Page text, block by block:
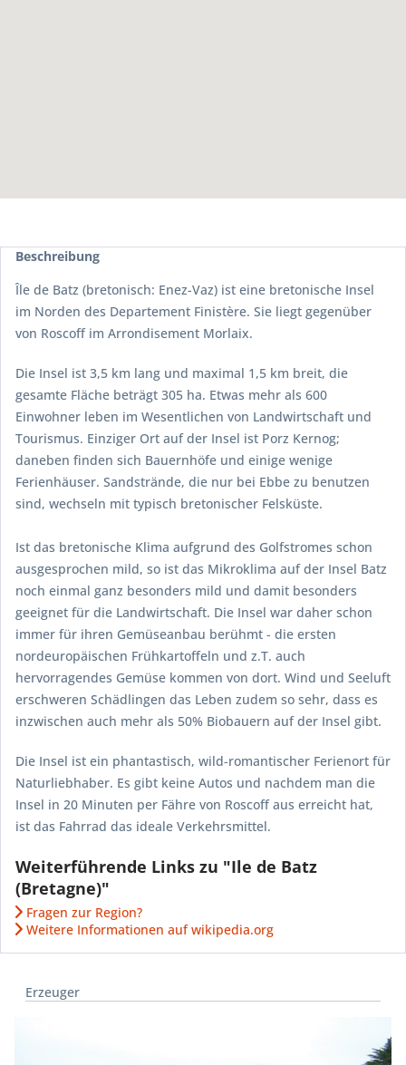
Beschreibung
Île de Batz (bretonisch: Enez-Vaz) ist eine bretonische Insel
im Norden des Departement Finistère. Sie liegt gegenüber
von Roscoff im Arrondisement Morlaix.
Die Insel ist 3,5 km lang und maximal 1,5 km breit, die
gesamte Fläche beträgt 305 ha. Etwas mehr als 600
Einwohner leben im Wesentlichen von Landwirtschaft und
Tourismus. Einziger Ort auf der Insel ist Porz Kernog;
daneben finden sich Bauernhöfe und einige wenige
Ferienhäuser. Sandstrände, die nur bei Ebbe zu benutzen
sind, wechseln mit typisch bretonischer Felsküste.
Ist das bretonische Klima aufgrund des Golfstromes schon
ausgesprochen mild, so ist das Mikroklima auf der Insel Batz
noch einmal ganz besonders mild und damit besonders
geeignet für die Landwirtschaft. Die Insel war daher schon
immer für ihren Gemüseanbau berühmt - die ersten
nordeuropäischen Frühkartoffeln und z.T. auch
hervorragendes Gemüse kommen von dort. Wind und Seeluft
erschweren Schädlingen das Leben zudem so sehr, dass es
inzwischen auch mehr als 50% Biobauern auf der Insel gibt.
Die Insel ist ein phantastisch, wild-romantischer Ferienort für
Naturliebhaber. Es gibt keine Autos und nachdem man die
Insel in 20 Minuten per Fähre von Roscoff aus erreicht hat,
ist das Fahrrad das ideale Verkehrsmittel.
Weiterführende Links zu "Ile de Batz
(Bretagne)"
Fragen zur Region?
Weitere Informationen auf wikipedia.org
Erzeuger